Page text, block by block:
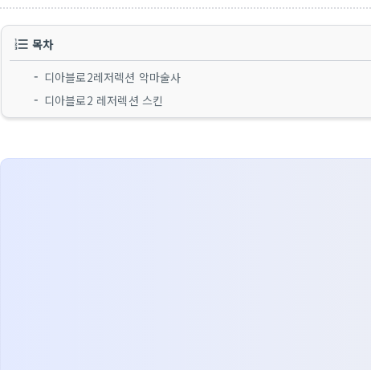
목차
디아블로2레저렉션 악마술사
디아블로2 레저렉션 스킨